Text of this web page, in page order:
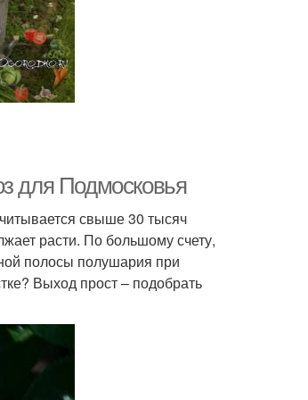
для Подмосковья
свыше 30 тысяч
расти. По большому счету,
полосы полушария при
Выход прост – подобрать